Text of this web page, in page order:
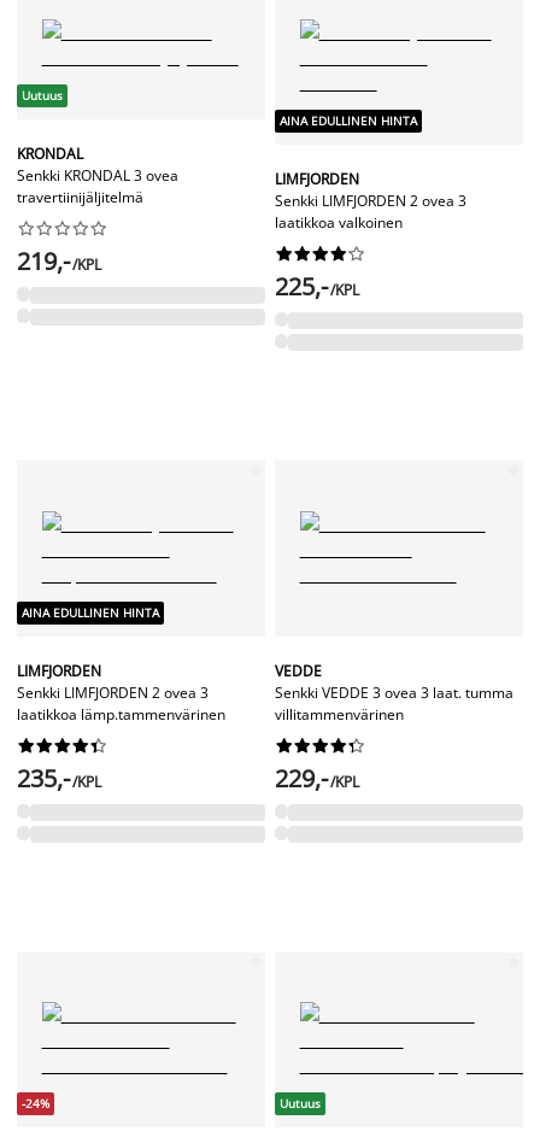
Uutuus
KRONDAL
Senkki KRONDAL 3 ovea
travertiinijäljitelmä






219,-/KPL
AINA EDULLINEN HINTA
LIMFJORDEN
Senkki LIMFJORDEN 2 ovea 3
laatikkoa valkoinen






225,-/KPL
AINA EDULLINEN HINTA
LIMFJORDEN
Senkki LIMFJORDEN 2 ovea 3
laatikkoa lämp.tammenvärinen






235,-/KPL
VEDDE
Senkki VEDDE 3 ovea 3 laat. tumma
villitammenvärinen






229,-/KPL
-24% Uutuus